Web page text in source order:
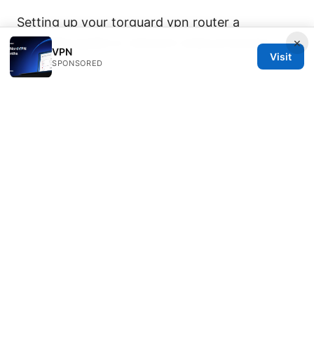
Setting up your torguard vpn router a
complete guide to network wide protection
×
VPN
SPONSORED
Visit